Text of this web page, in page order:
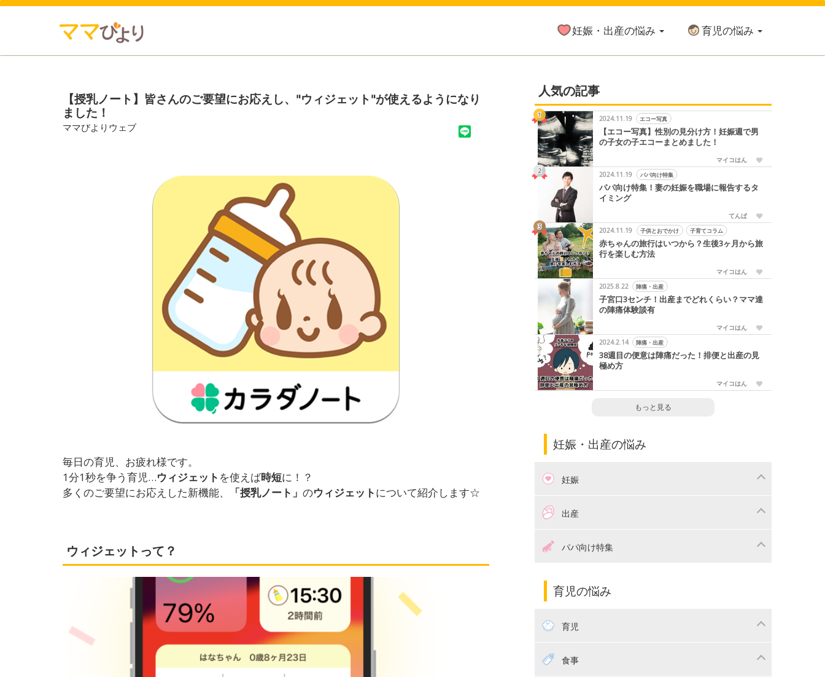
妊娠・出産の悩み 育児の悩み
【授乳ノート】皆さんのご要望にお応えし、"ウィジェット"が使えるようになり
ました！
ママびよりウェブ
毎日の育児、お疲れ様です。
1分1秒を争う育児…ウィジェット を使えば時短に！？
多くのご要望にお応えした新機能、
「授乳ノート」 のウィジェットについて紹介します☆
ウィジェットって？
人気の記事
2024.11.19 エコー写真
【エコー写真】性別の見分け方！妊娠週で男
の子女の子エコーまとめました！
マイコはん
2024.11.19
パパ向け特集
パパ向け特集！妻の妊娠を職場に報告するタ
イミング
てんぱ
2024.11.19
子供とおでかけ 子育てコラム
赤ちゃんの旅行はいつから？生後3ヶ月から旅
行を楽しむ方法
マイコはん
2025.8.22
陣痛・出産
子宮口3センチ！出産までどれくらい？ママ達
の陣痛体験談有
マイコはん
2024.2.14
陣痛・出産
38週目の便意は陣痛だった！排便と出産の見
極め方
マイコはん
もっと見る
妊娠・出産の悩み
妊娠
つわり
妊娠中の食事
出産
出産準備パパ向け特集
パパ向け特集
育児の悩み
育児
赤ちゃんのお世話
食事